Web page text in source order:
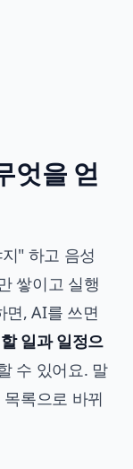
엇을 얻
" 하고 음성
쌓이고 실행
면, AI를 쓰면
일과 일정으
수 있어요. 말
록으로 바뀌